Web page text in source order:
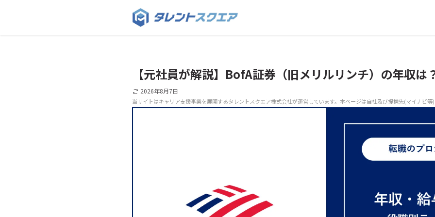
【元社員が解説】BofA証券（旧メリルリンチ）の年収は
2026年8月7日